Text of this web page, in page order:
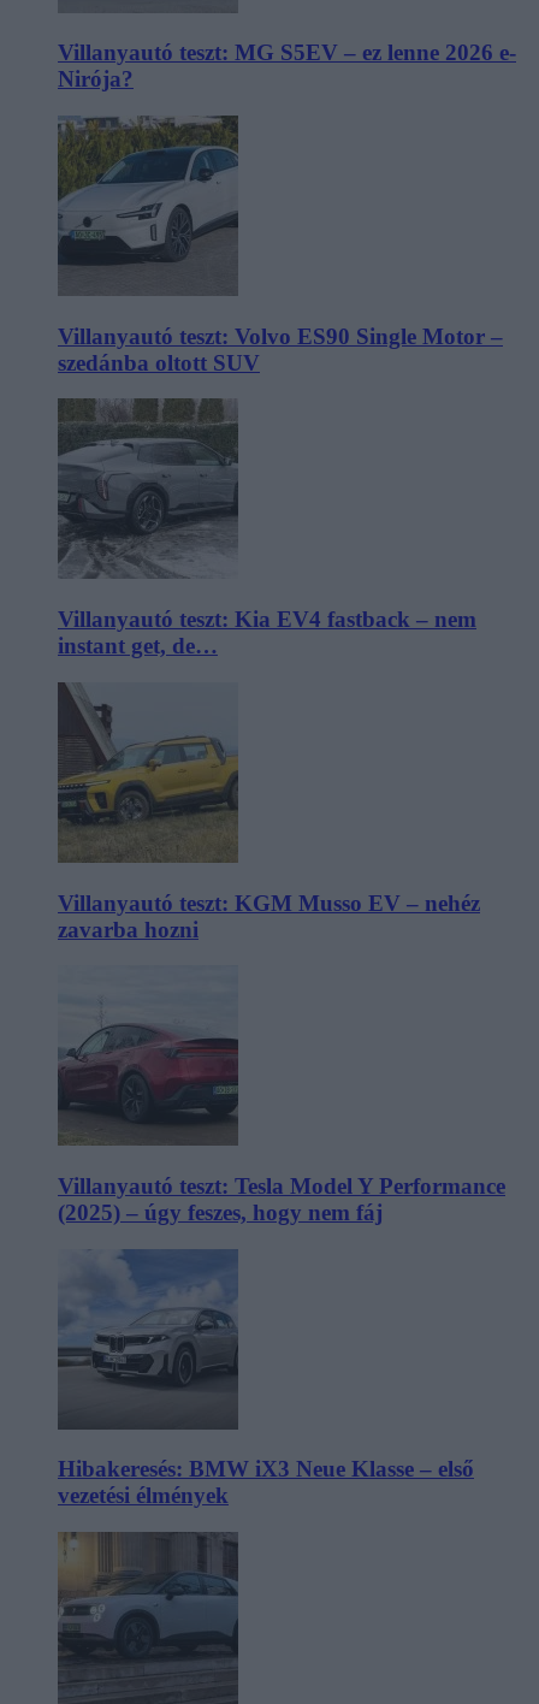
Villanyautó teszt: MG S5EV – ez lenne 2026 e-
Nirója?
Villanyautó teszt: Volvo ES90 Single Motor –
szedánba oltott SUV
Villanyautó teszt: Kia EV4 fastback – nem
instant get, de…
Villanyautó teszt: KGM Musso EV – nehéz
zavarba hozni
Villanyautó teszt: Tesla Model Y Performance
(2025) – úgy feszes, hogy nem fáj
Hibakeresés: BMW iX3 Neue Klasse – első
vezetési élmények